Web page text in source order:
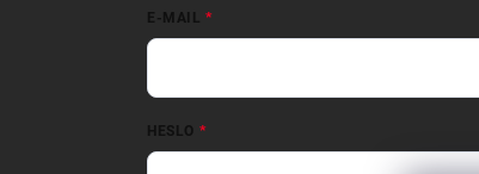
E-MAIL
HESLO